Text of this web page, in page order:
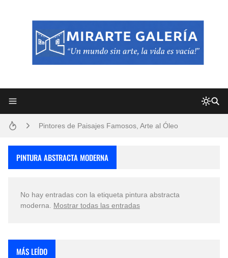
Pintores de Paisajes Famosos, Arte al Óleo
PINTURA ABSTRACTA MODERNA
No hay entradas con la etiqueta pintura abstracta
moderna
Mostrar todas las entradas
MÁS LEÍDO